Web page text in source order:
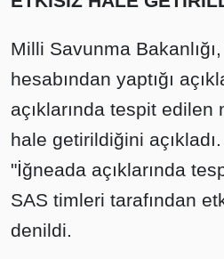
Milli Savunma
hesabından yaptığı
açıklarında tespit edilen
hale getirildiğini
"İğneada açıklarında
SAS timleri tarafından
denildi.